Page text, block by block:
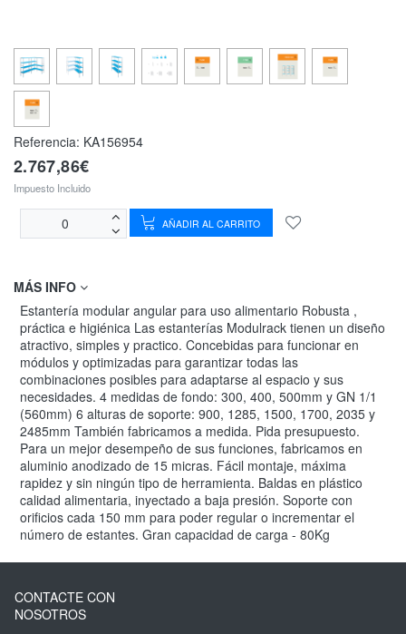
Referencia: KA156954
2.767,86€
Impuesto Incluido
AÑADIR AL CARRITO
MÁS INFO
Estantería modular angular para uso alimentario Robusta ,
práctica e higiénica Las estanterías Modulrack tienen un diseño
atractivo, simples y practico. Concebidas para funcionar en
módulos y optimizadas para garantizar todas las
combinaciones posibles para adaptarse al espacio y sus
necesidades. 4 medidas de fondo: 300, 400, 500mm y GN 1/1
(560mm) 6 alturas de soporte: 900, 1285, 1500, 1700, 2035 y
2485mm También fabricamos a medida. Pida presupuesto.
Para un mejor desempeño de sus funciones, fabricamos en
aluminio anodizado de 15 micras. Fácil montaje, máxima
rapidez y sin ningún tipo de herramienta. Baldas en plástico
calidad alimentaria, inyectado a baja presión. Soporte con
orificios cada 150 mm para poder regular o incrementar el
número de estantes. Gran capacidad de carga - 80Kg
CONTACTE CON
NOSOTROS